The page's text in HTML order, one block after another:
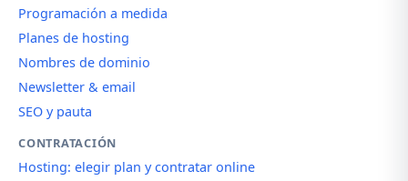
Programación a medida
Planes de hosting
Nombres de dominio
Newsletter & email
SEO y pauta
CONTRATACIÓN
Hosting: elegir plan y contratar online